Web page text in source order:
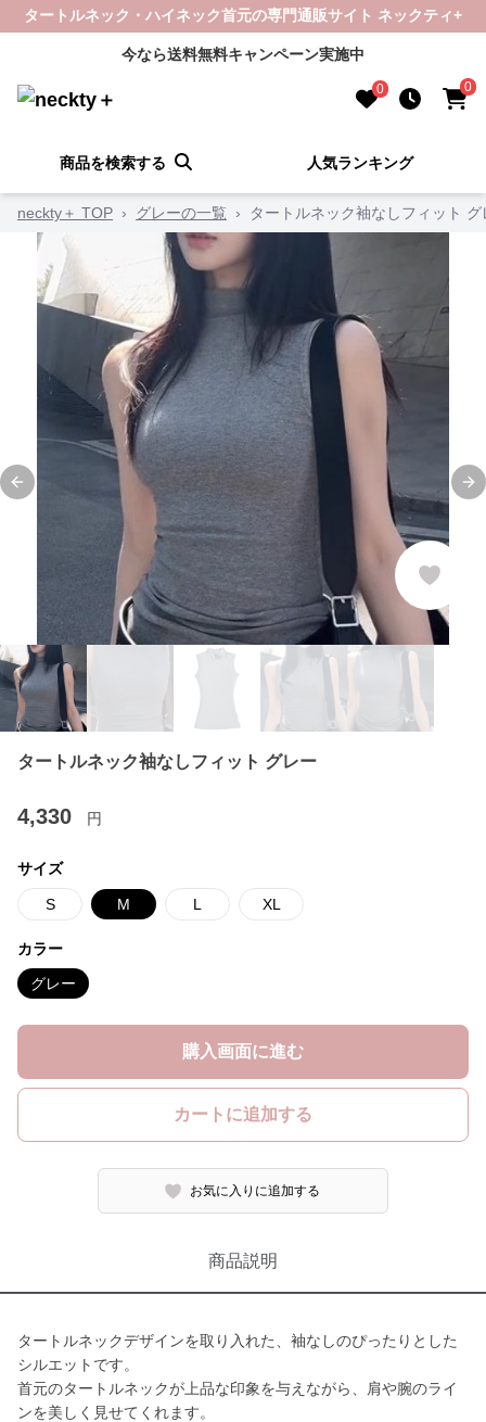
タートルネック・ハイネック首元の専門通販サイト ネックティ+
今なら送料無料キャンペーン実施中
0 0
商品を検索する 人気ランキング
neckty＋ TOP › グレーの一覧 › タートルネック袖なしフィット グ
Previous slide
タートルネック袖なしフィット グレー
4,330 円
サイズ
S M L XL
カラー
グレー
購入画面に進む
カートに追加する
お気に入りに追加する
商品説明
タートルネックデザインを取り入れた、袖なしのぴったりとした
シルエットです。
首元のタートルネックが上品な印象を与えながら、肩や腕のライ
ンを美しく見せてくれます。